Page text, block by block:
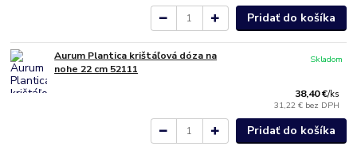
Pridať do košíka
Aurum Plantica krištáľová dóza na
nohe 22 cm 52111
38,40 €/ks
31,22 € bez DPH
Skladom
Pridať do košíka